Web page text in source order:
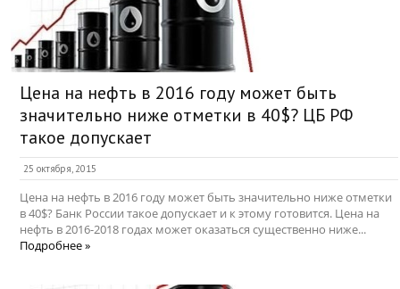
Цена на нефть в 2016 году может быть
значительно ниже отметки в 40$? ЦБ РФ
такое допускает
25 октября, 2015
Цена на нефть в 2016 году может быть значительно ниже отметки
в 40$? Банк России такое допускает и к этому готовится. Цена на
нефть в 2016-2018 годах может оказаться существенно ниже...
Подробнее »